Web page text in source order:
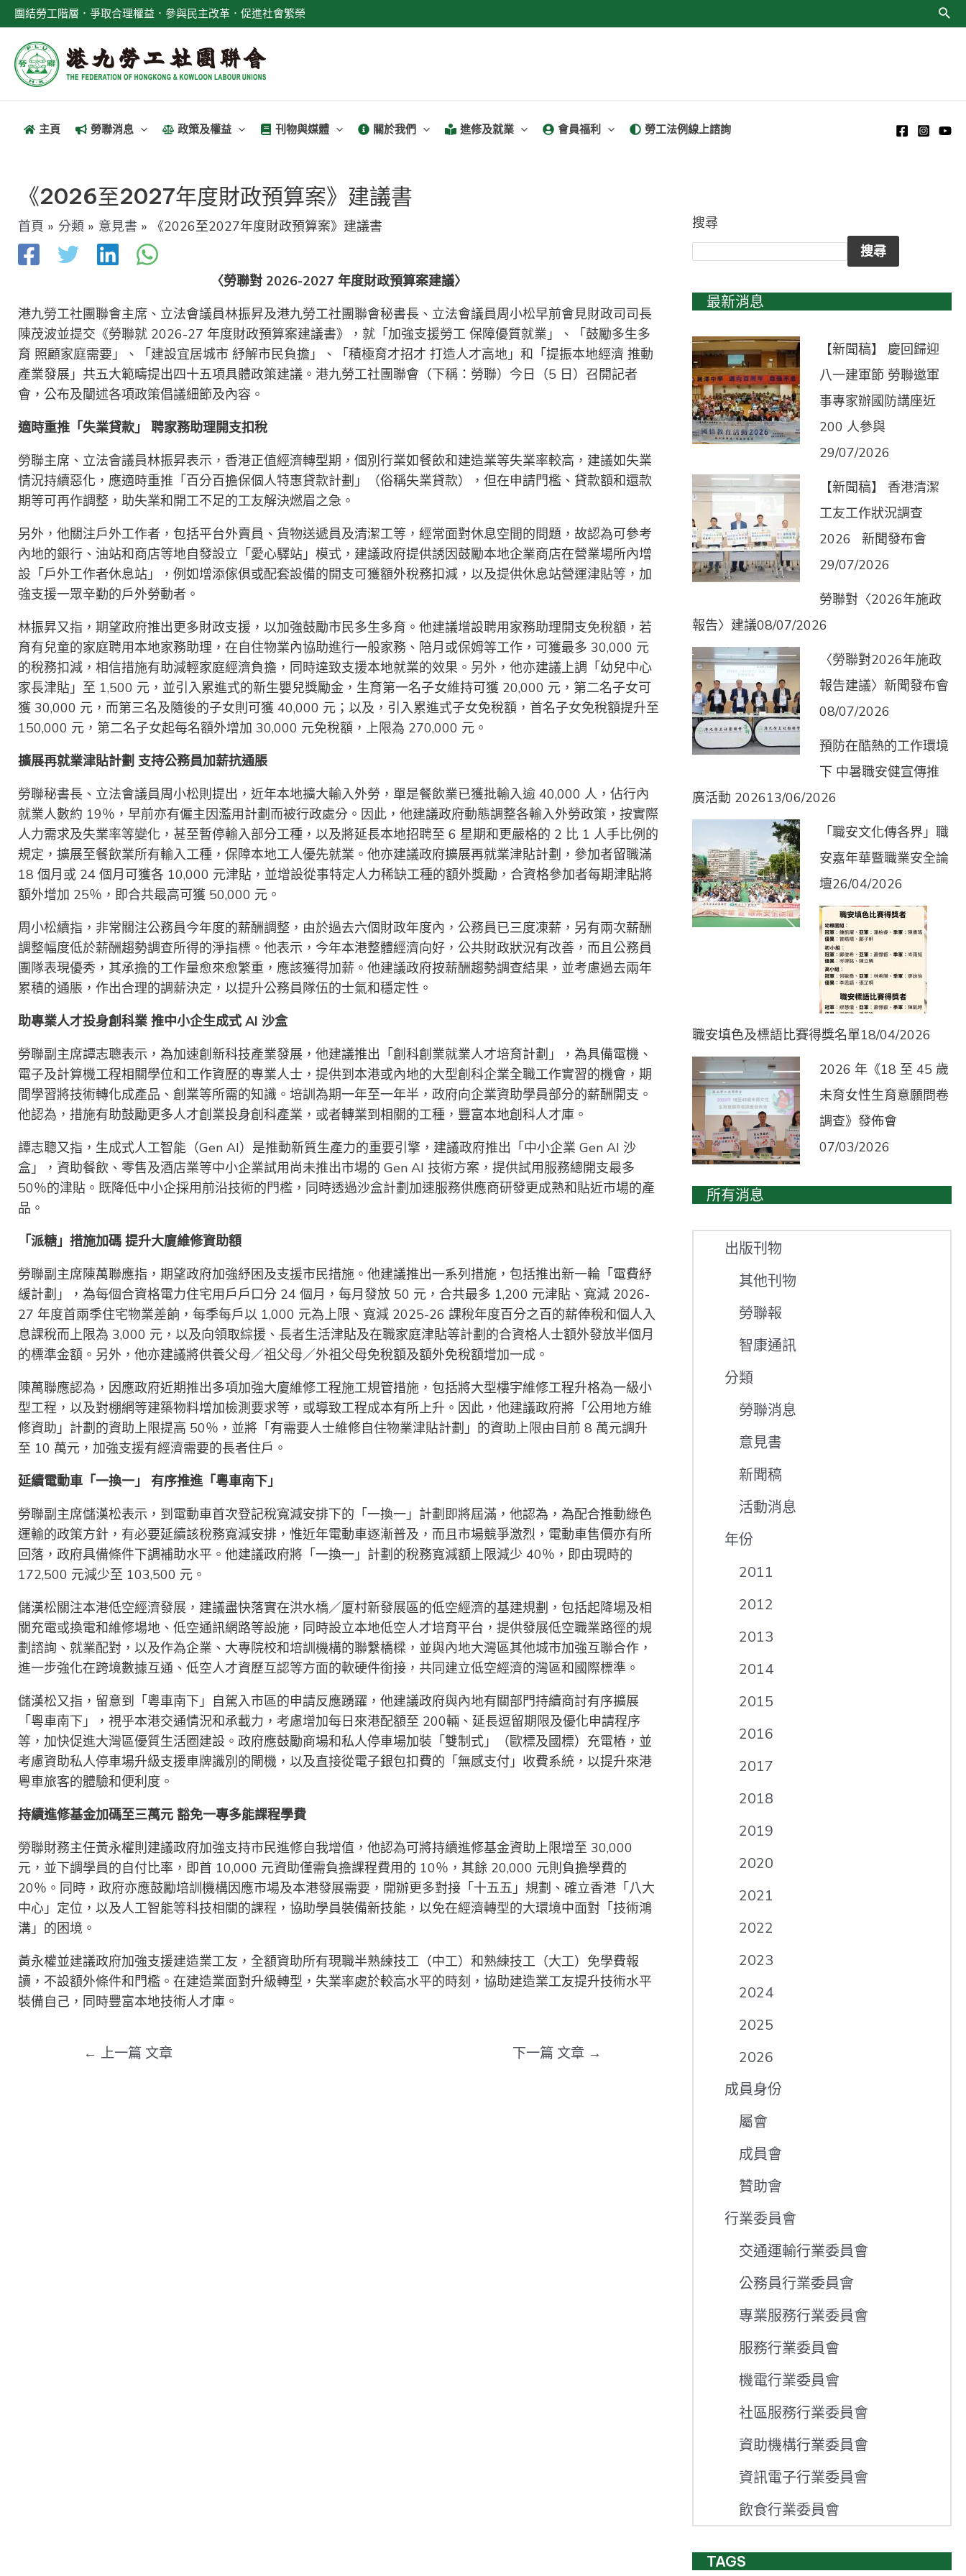
至
團結勞工階層．爭取合理權益．參與民主改革．促進社會繁榮
主頁 勞聯消息 政策及權益 刊物與媒體 關於我們 進修及就業 會員福利 勞工法例線上諮詢
《2026至2027年度財政預算案》建議書
首頁 分類 意見書 《2026至2027年度財政預算案》建議書
〈勞聯對 2026-2027 年度財政預算案建議〉
港九勞工社團聯會主席、立法會議員林振昇及港九勞工社團聯會秘書長、立法會議員周小松早前會見財政司司長
陳茂波並提交《勞聯就 2026-27 年度財政預算案建議書》，就「加強支援勞工 保障優質就業」、「鼓勵多生多
育 照顧家庭需要」、「建設宜居城市 紓解市民負擔」、「積極育才招才 打造人才高地」和「提振本地經濟 推動
產業發展」共五大範疇提出四十五項具體政策建議。港九勞工社團聯會（下稱：勞聯）今日（5 日）召開記者
會，公布及闡述各項政策倡議細節及內容。
適時重推「失業貸款」 聘家務助理開支扣稅
勞聯主席、立法會議員林振昇表示，香港正值經濟轉型期，個別行業如餐飲和建造業等失業率較高，建議如失業
情況持續惡化，應適時重推「百分百擔保個人特惠貸款計劃」（俗稱失業貸款），但在申請門檻、貸款額和還款
期等可再作調整，助失業和開工不足的工友解決燃眉之急。
另外，他關注戶外工作者，包括平台外賣員、貨物送遞員及清潔工等，經常面對休息空間的問題，故認為可參考
內地的銀行、油站和商店等地自發設立「愛心驛站」模式，建議政府提供誘因鼓勵本地企業商店在營業場所內增
設「戶外工作者休息站」，例如增添傢俱或配套設備的開支可獲額外稅務扣減，以及提供休息站營運津貼等，加
強支援一眾辛勤的戶外勞動者。
林振昇又指，期望政府推出更多財政支援，以加強鼓勵市民多生多育。他建議增設聘用家務助理開支免稅額，若
育有兒童的家庭聘用本地家務助理，在自住物業內協助進行一般家務、陪月或保姆等工作，可獲最多 30,000 元
的稅務扣減，相信措施有助減輕家庭經濟負擔，同時達致支援本地就業的效果。另外，他亦建議上調「幼兒中心
家長津貼」至 1,500 元，並引入累進式的新生嬰兒獎勵金，生育第一名子女維持可獲 20,000 元，第二名子女可
獲 30,000 元，而第三名及隨後的子女則可獲 40,000 元；以及，引入累進式子女免稅額，首名子女免稅額提升至
150,000 元，第二名子女起每名額外增加 30,000 元免稅額，上限為 270,000 元。
擴展再就業津貼計劃 支持公務員加薪抗通脹
勞聯秘書長、立法會議員周小松則提出，近年本地擴大輸入外勞，單是餐飲業已獲批輸入逾 40,000 人，佔行內
就業人數約 19％，早前亦有僱主因濫用計劃而被行政處分。因此，他建議政府動態調整各輸入外勞政策，按實際
人力需求及失業率等變化，甚至暫停輸入部分工種，以及將延長本地招聘至 6 星期和更嚴格的 2 比 1 人手比例的
規定，擴展至餐飲業所有輸入工種，保障本地工人優先就業。他亦建議政府擴展再就業津貼計劃，參加者留職滿
18 個月或 24 個月可獲各 10,000 元津貼，並增設從事特定人力稀缺工種的額外獎勵，合資格參加者每期津貼將
額外增加 25％，即合共最高可獲 50,000 元。
周小松續指，非常關注公務員今年度的薪酬調整，由於過去六個財政年度內，公務員已三度凍薪，另有兩次薪酬
調整幅度低於薪酬趨勢調查所得的淨指標。他表示，今年本港整體經濟向好，公共財政狀況有改善，而且公務員
團隊表現優秀，其承擔的工作量愈來愈繁重，應該獲得加薪。他建議政府按薪酬趨勢調查結果，並考慮過去兩年
累積的通脹，作出合理的調薪決定，以提升公務員隊伍的士氣和穩定性。
助專業人才投身創科業 推中小企生成式 AI 沙盒
勞聯副主席譚志聰表示，為加速創新科技產業發展，他建議推出「創科創業就業人才培育計劃」，為具備電機、
電子及計算機工程相關學位和工作資歷的專業人士，提供到本港或內地的大型創科企業全職工作實習的機會，期
間學習將技術轉化成產品、創業等所需的知識。培訓為期一年至一年半，政府向企業資助學員部分的薪酬開支。
他認為，措施有助鼓勵更多人才創業投身創科產業，或者轉業到相關的工種，豐富本地創科人才庫。
譚志聰又指，生成式人工智能（Gen AI）是推動新質生產力的重要引擎，建議政府推出「中小企業 Gen AI 沙
盒」，資助餐飲、零售及酒店業等中小企業試用尚未推出市場的 Gen AI 技術方案，提供試用服務總開支最多
50％的津貼。既降低中小企採用前沿技術的門檻，同時透過沙盒計劃加速服務供應商研發更成熟和貼近市場的產
品。
「派糖」措施加碼 提升大廈維修資助額
勞聯副主席陳萬聯應指，期望政府加強紓困及支援市民措施。他建議推出一系列措施，包括推出新一輪「電費紓
緩計劃」，為每個合資格電力住宅用戶戶口分 24 個月，每月發放 50 元，合共最多 1,200 元津貼、寬減 2026-
27 年度首兩季住宅物業差餉，每季每戶以 1,000 元為上限、寬減 2025-26 課稅年度百分之百的薪俸稅和個人入
息課稅而上限為 3,000 元，以及向領取綜援、長者生活津貼及在職家庭津貼等計劃的合資格人士額外發放半個月
的標準金額。另外，他亦建議將供養父母／祖父母／外祖父母免稅額及額外免稅額增加一成。
陳萬聯應認為，因應政府近期推出多項加強大廈維修工程施工規管措施，包括將大型樓宇維修工程升格為一級小
型工程，以及對棚網等建築物料增加檢測要求等，或導致工程成本有所上升。因此，他建議政府將「公用地方維
修資助」計劃的資助上限提高 50％，並將「有需要人士維修自住物業津貼計劃」的資助上限由目前 8 萬元調升
至 10 萬元，加強支援有經濟需要的長者住戶。
延續電動車「一換一」 有序推進「粵車南下」
勞聯副主席儲漢松表示，到電動車首次登記稅寬減安排下的「一換一」計劃即將屆滿，他認為，為配合推動綠色
運輸的政策方針，有必要延續該稅務寬減安排，惟近年電動車逐漸普及，而且市場競爭激烈，電動車售價亦有所
回落，政府具備條件下調補助水平。他建議政府將「一換一」計劃的稅務寬減額上限減少 40％，即由現時的
172,500 元減少至 103,500 元。
儲漢松關注本港低空經濟發展，建議盡快落實在洪水橋／厦村新發展區的低空經濟的基建規劃，包括起降場及相
關充電或換電和維修場地、低空通訊網路等設施，同時設立本地低空人才培育平台，提供發展低空職業路徑的規
劃諮詢、就業配對，以及作為企業、大專院校和培訓機構的聯繫橋樑，並與內地大灣區其他城市加強互聯合作，
進一步強化在跨境數據互通、低空人才資歷互認等方面的軟硬件銜接，共同建立低空經濟的灣區和國際標準。
儲漢松又指，留意到「粵車南下」自駕入市區的申請反應踴躍，他建議政府與內地有關部門持續商討有序擴展
「粵車南下」，視乎本港交通情況和承載力，考慮增加每日來港配額至 200輛、延長逗留期限及優化申請程序
等，加快促進大灣區優質生活圈建設。政府應鼓勵商場和私人停車場加裝「雙制式」（歐標及國標）充電樁，並
考慮資助私人停車場升級支援車牌識別的閘機，以及直接從電子銀包扣費的「無感支付」收費系統，以提升來港
粵車旅客的體驗和便利度。
持續進修基金加碼至三萬元 豁免一專多能課程學費
勞聯財務主任黃永權則建議政府加強支持市民進修自我增值，他認為可將持續進修基金資助上限增至 30,000
元，並下調學員的自付比率，即首 10,000 元資助僅需負擔課程費用的 10％，其餘 20,000 元則負擔學費的
20％。同時，政府亦應鼓勵培訓機構因應市場及本港發展需要，開辦更多對接「十五五」規劃、確立香港「八大
中心」定位，以及人工智能等科技相關的課程，協助學員裝備新技能，以免在經濟轉型的大環境中面對「技術鴻
溝」的困境。
黃永權並建議政府加強支援建造業工友，全額資助所有現職半熟練技工（中工）和熟練技工（大工）免學費報
讀，不設額外條件和門檻。在建造業面對升級轉型，失業率處於較高水平的時刻，協助建造業工友提升技術水平
裝備自己，同時豐富本地技術人才庫。
章
導
覽
← 上一篇 文章 下一篇 文章 →
搜尋
搜尋
最新消息
【新聞稿】 慶回歸迎
八一建軍節 勞聯邀軍
事專家辦國防講座近
200 人參與
29/07/2026
【新聞稿】 香港清潔
工友工作狀況調查
2026 新聞發布會
29/07/2026
勞聯對〈2026年施政
報告〉建議08/07/2026
〈勞聯對2026年施政
報告建議〉新聞發布會
08/07/2026
預防在酷熱的工作環境
下 中暑職安健宣傳推
廣活動 202613/06/2026
「職安文化傳各界」職
安嘉年華暨職業安全論
壇26/04/2026
職安填色及標語比賽得獎名單18/04/2026
2026 年《18 至 45 歲
未育女性生育意願問卷
調查》發佈會
07/03/2026
所有消息
出版刊物
其他刊物
勞聯報
智康通訊
分類
勞聯消息
意見書
新聞稿
活動消息
年份
2011
2012
2013
2014
2015
2016
2017
2018
2019
2020
2021
2022
2023
2024
2025
2026
成員身份
屬會
成員會
贊助會
行業委員會
交通運輸行業委員會
公務員行業委員會
專業服務行業委員會
服務行業委員會
機電行業委員會
社區服務行業委員會
資助機構行業委員會
資訊電子行業委員會
飲食行業委員會
TAGS